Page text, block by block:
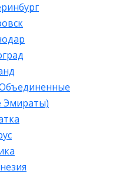
Эмираты)